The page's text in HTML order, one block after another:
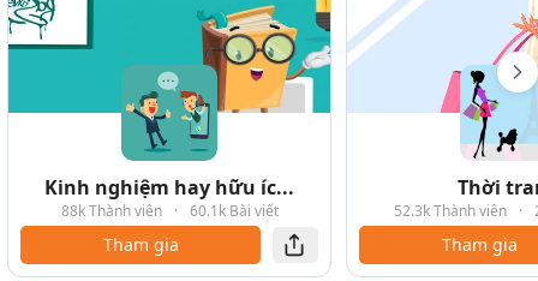
Kinh nghiệm hay hữu íc...
88k Thành viên · 60.1k Bài viết
Tham gia
Thời
52.3k Thành viên ·
Tham gia